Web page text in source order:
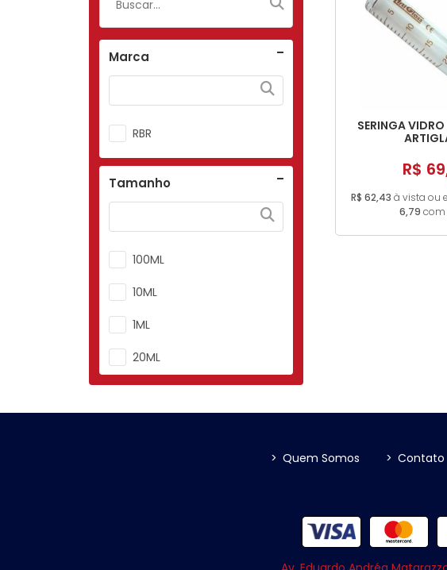
Marca
RBR
Tamanho
100ML
10ML
1ML
20ML
3ML
SERINGA
R$
R$ 62,43 à vista ou
6,79 com
> Quem Somos > Contato